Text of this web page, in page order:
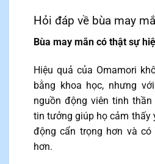
Hỏi đáp về bùa may
Bùa may mắn có thật sự
Hiệu quả của Omamori
bằng khoa học, nhưng
nguồn động viên tinh
tin tưởng giúp họ cảm thấy
động cẩn trọng hơn và
hơn.